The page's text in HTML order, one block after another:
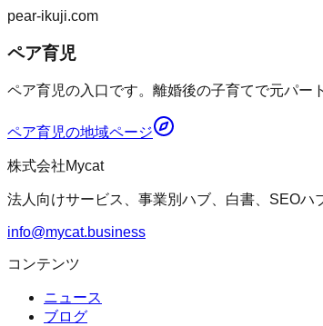
pear-ikuji.com
ペア育児
ペア育児の入口です。離婚後の子育てで元パー
ペア育児の地域ページ
株式会社Mycat
法人向けサービス、事業別ハブ、白書、SEOハ
info@mycat.business
コンテンツ
ニュース
ブログ